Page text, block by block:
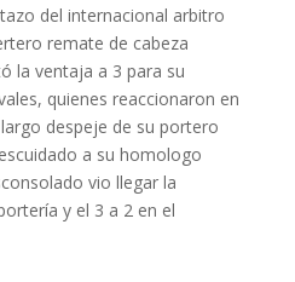
del internacional arbitro
remate de cabeza
la ventaja a 3 para su
quienes reaccionaron en
despeje de su portero
a su homologo
vio llegar la
y el 3 a 2 en el